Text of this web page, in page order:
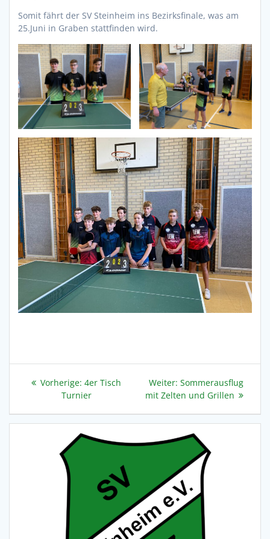
Somit fährt der SV Steinheim ins Bezirksfinale, was am
25.Juni in Graben stattfinden wird.
Beitragsnavigation
Vorherige: Vorheriger
Beitrag:
4er Tisch
Turnier
Weiter: Nächster
Beitrag:
Sommerausflug
mit Zelten und Grillen